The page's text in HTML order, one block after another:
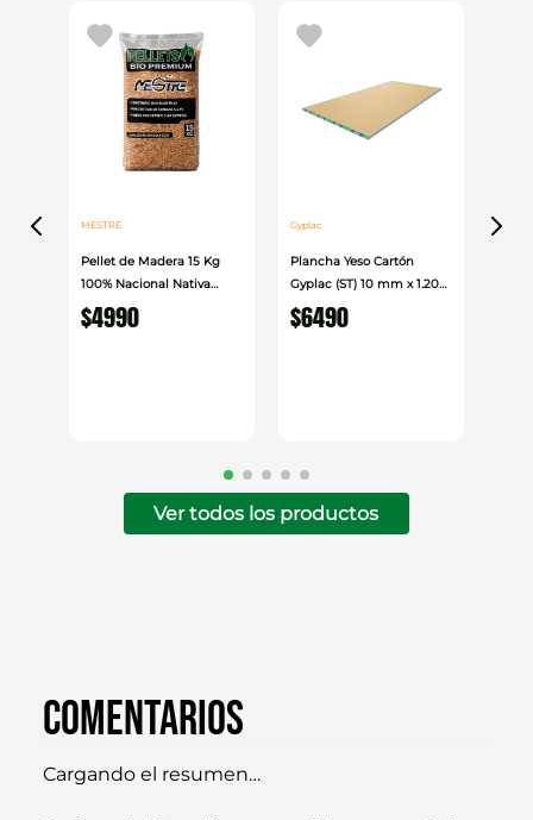
MESTRE
Pellet de Madera 15 Kg
100% Nacional Nativa
Mestre
$4990
Gyplac
Plancha Yeso Cartón
Gyplac (ST) 10 mm x 1.20
cm x 2.40cm
$6490
Ver todos los productos
Comentarios
Cargando el resumen…